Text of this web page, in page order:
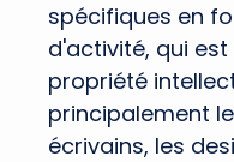
spécifiques en
d'activité, qui
propriété
principalement
écrivains, les